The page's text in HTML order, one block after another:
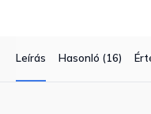
Leírás Hasonló (16)